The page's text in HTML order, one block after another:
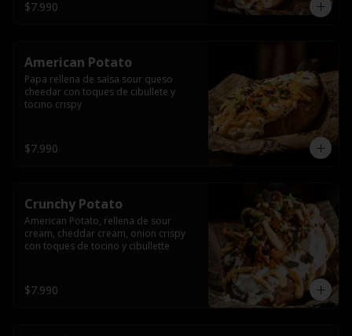
$7.990
American Potato
Papa rellena de salsa sour queso
cheedar con toques de cibullete y
tocino crispy
$7.990
Crunchy Potato
American Potato, rellena de sour
cream, cheddar cream, onion crispy
con toques de tocino y cibullette
$7.990